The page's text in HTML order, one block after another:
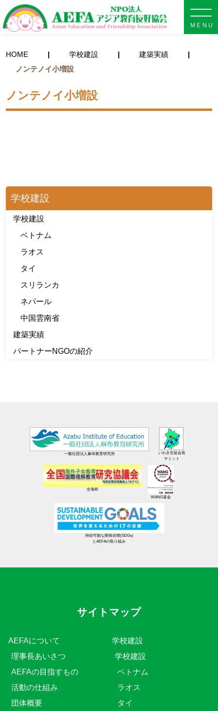
HOME 学校建設
建築実績
ノンテノイ小増設
ノンテノイ小増設
学校建設
学校建設
ベトナム
ラオス
タイ
スリランカ
ネパール
中国雲南省
建築実績
パートナーNGOの紹介
一般社団法人麻布教育研究所
いわき生徒会長
サミット
全海研
WANG基金
持続可能な開発目標(SDGs)
とAEFAの取り組み
サイトマップ
AEFAについて
理事長あいさつ
AEFAの目指すもの
活動の仕組み
団体概要
学校建設
学校建設
ベトナム
ラオス
タイ